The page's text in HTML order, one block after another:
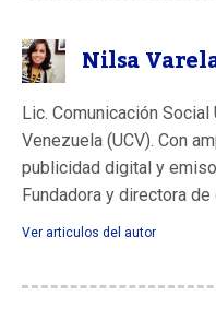
Nilsa
Lic. Comunicación
Venezuela (UCV). Con
publicidad digital y
Fundadora y directora
Ver articulos del autor